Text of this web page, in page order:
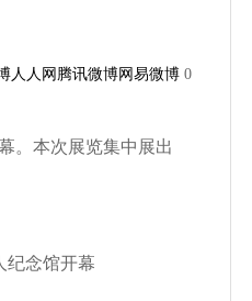
人人网 腾讯微博网易微博 0
。本次展览集中展出
纪念馆开幕